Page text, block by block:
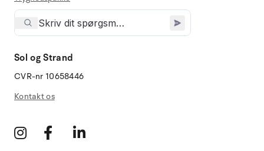
Sol og Strand
CVR-nr 10658446
Kontakt os